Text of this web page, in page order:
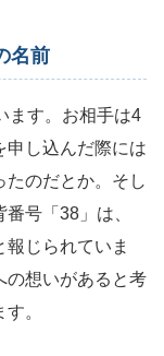
名前
ます。お相手は4
申し込んだ際には
たのだとか。そし
号「38」は、
じられていま
の想いがあると考
。